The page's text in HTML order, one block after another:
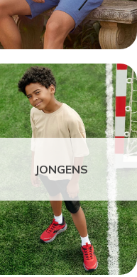
JONGENS